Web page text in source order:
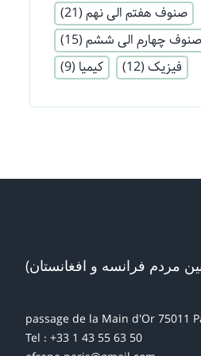
صنوف هفتم الی نهم (21)
صنوف چهارم الی ششم (15)
فیزیک (12) کیمیا (9)
مردم فرانسه و افغانستان)
Tel : +33 1 43 55 63 50